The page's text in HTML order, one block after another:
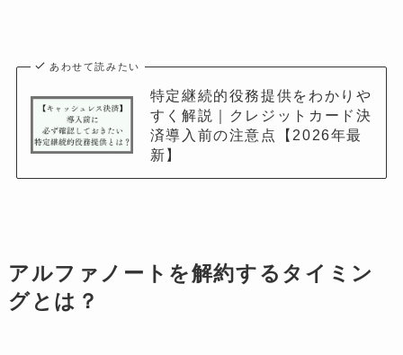
あわせて読みたい
特定継続的役務提供をわかりや
すく解説｜クレジットカード決
済導入前の注意点【2026年最
新】
アルファノートを解約するタイミン
グとは？